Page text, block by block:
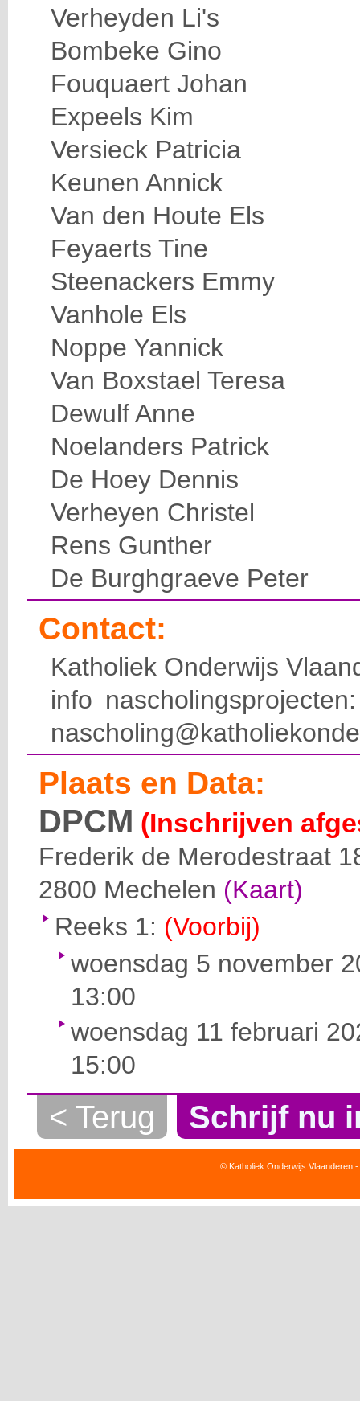
Verheyden Li's
Bombeke Gino
Fouquaert Johan
Expeels Kim
Versieck Patricia
Keunen Annick
Van den Houte Els
Feyaerts Tine
Steenackers Emmy
Vanhole Els
Noppe Yannick
Van Boxstael Teresa
Dewulf Anne
Noelanders Patrick
De Hoey Dennis
Verheyen Christel
Rens Gunther
De Burghgraeve Peter
Contact:
Katholiek Onderwijs
info
Plaats en Data:
DPCM (Inschrijven
Frederik de Merodestraat
2800 Mechelen (Kaart)
Reeks 1: (Voorbij)
woensdag 5 november
13:00
woensdag 11 februari
15:00
< Terug Schrijf nu
© Katholiek Onderwijs Vlaanderen